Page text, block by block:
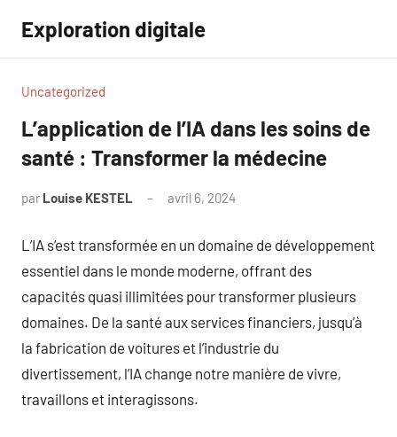
contenu
Exploration digitale
Uncategorized
L’application de l’IA dans les soins de
santé : Transformer la médecine
par Louise KESTEL avril 6, 2024
L’IA s’est transformée en un domaine de développement
essentiel dans le monde moderne, offrant des
capacités quasi illimitées pour transformer plusieurs
domaines. De la santé aux services financiers, jusqu’à
la fabrication de voitures et l’industrie du
divertissement, l’IA change notre manière de vivre,
travaillons et interagissons.